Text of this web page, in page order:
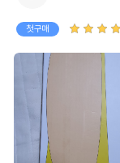
첫구매